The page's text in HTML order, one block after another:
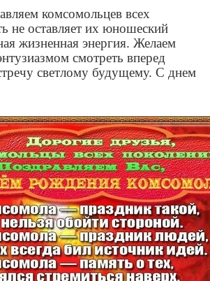
комсомольцев всех
не оставляет их юношеский
жизненная энергия. Желаем
смотреть вперед
светлому будущему. С днем